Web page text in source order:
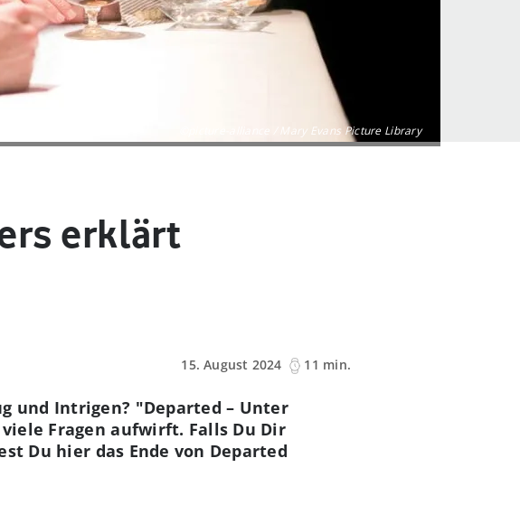
©picture-alliance / Mary Evans Picture Library
erklärt
15. August 2024
11 min.
und Intrigen? "Departed – Unter
Fragen aufwirft. Falls Du Dir
Du hier das Ende von Departed